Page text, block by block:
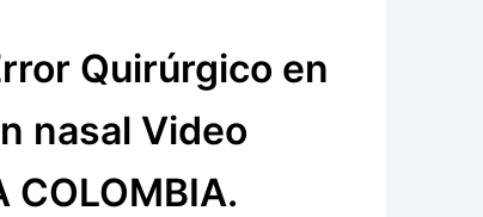
Quirúrgico en
nasal Video
COLOMBIA.